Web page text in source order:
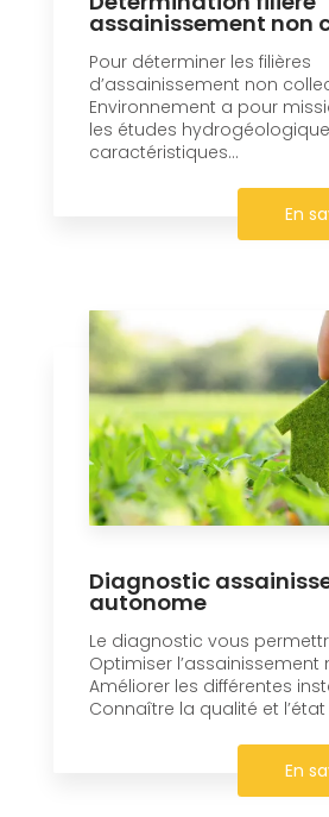
assainissement non
Pour déterminer les filières
d’assainissement non
Environnement a pour
les études
caractéristiques...
En
Diagnostic
autonome
Le diagnostic vous
Optimiser l’assainissement
Améliorer les différentes
Connaître la qualité et l’état
En